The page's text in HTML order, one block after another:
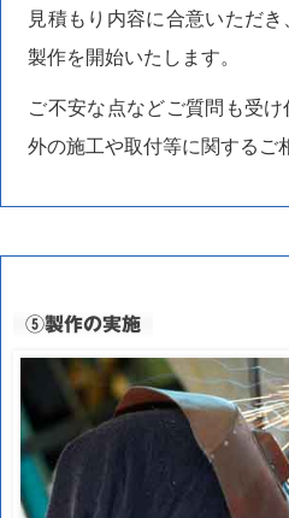
見積もり内容に合意いただき
製作を開始いたします。
ご不安な点などご質問も受
外の施工や取付等に関するご
⑤製作の実施